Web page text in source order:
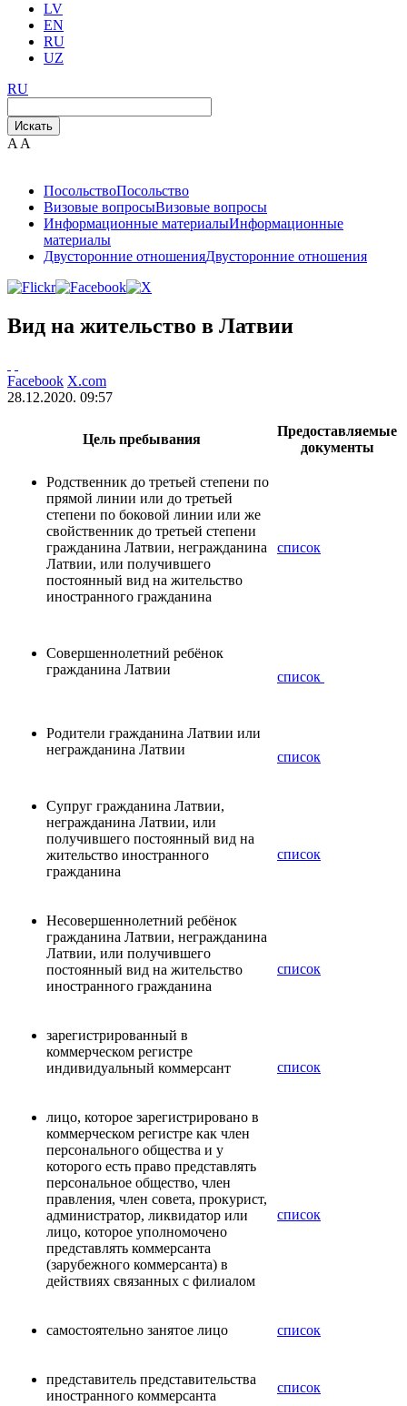
LV
EN
RU
UZ
RU
Искать
A A
ПосольствоПосольство
Визовые вопросыВизовые вопросы
Информационные материалыИнформационные
материалы
Двусторонние отношенияДвусторонние отношения
Вид на жительство в Латвии
Facebook X.com
28.12.2020. 09:57
Цель пребывания
Предоставляемые
документы
Pодственник до третьей степени по
прямой линии или до третьей
степени по боковой линии или же
свойственник до третьей степени
гражданина Латвии, негражданина
Латвии, или получившего
постоянный вид на жительство
иностранного гражданина
список
Cовершеннолетний ребёнок
гражданина Латвии
список
Pодители гражданина Латвии или
негражданина Латвии
список
Супруг гражданина Латвии,
негражданина Латвии, или
получившего постоянный вид на
жительство иностранного
гражданина
список
Несовершеннолетний ребёнок
гражданина Латвии, негражданина
Латвии, или получившего
постоянный вид на жительство
иностранного гражданина
список
зарегистрированный в
коммерческом регистре
индивидуальный коммерсант
список
лицо, которое зарегистрировано в
коммерческом регистре как член
персонального общества и у
которого есть право представлять
персональное общество, член
правления, член совета, прокурист,
администратор, ликвидатор или
лицо, которое уполномочено
представлять коммерсанта
(зарубежного коммерсанта) в
действиях связанных с филиалом
список
самостоятельно занятое лицо список
представитель представительства
иностранного коммерсанта
список